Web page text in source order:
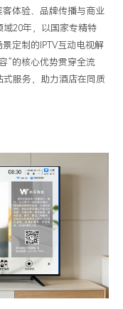
客体验、品牌传播与商业
20年，以国家专精特
定制的IPTV互动电视解
”的核心优势贯穿全流
服务，助力酒店在同质